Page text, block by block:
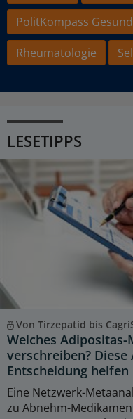
PolitKompass
Rheumatologie
LESETIPPS
Von Tirzepatid bis
Welches
verschreiben?
Entscheidung helfen
Eine Netzwerk-
zu Abnehm-